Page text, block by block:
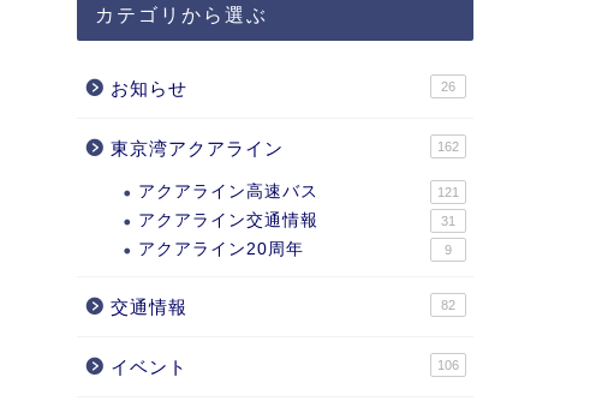
カテゴリから選ぶ
お知らせ 26
東京湾アクアライン 162
アクアライン高速バス 121
アクアライン交通情報 31
アクアライン20周年 9
交通情報 82
イベント 106